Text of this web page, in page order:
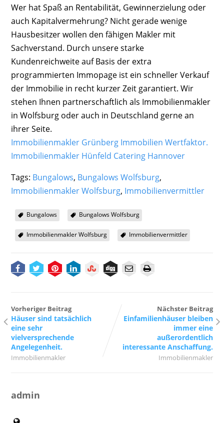
Wer hat Spaß an Rentabilität, Gewinnerzielung oder
auch Kapitalvermehrung? Nicht gerade wenige
Hausbesitzer wollen den fähigen Makler mit
Sachverstand. Durch unsere starke
Kundenreichweite auf Basis der extra
programmierten Immopage ist ein schneller Verkauf
der Immobilie in recht kurzer Zeit garantiert. Wir
stehen Ihnen partnerschaftlich als Immobilienmakler
in Wolfsburg oder auch in Deutschland gerne an
ihrer Seite.
Immobilienmakler Grünberg Immobilien Wertfaktor.
Immobilienmakler Hünfeld Catering Hannover
Tags: Bungalows, Bungalows Wolfsburg,
Immobilienmakler Wolfsburg, Immobilienvermittler
Bungalows Bungalows Wolfsburg
Immobilienmakler Wolfsburg Immobilienvermittler
Vorheriger Beitrag
Häuser sind tatsächlich
eine sehr
vielversprechende
Angelegenheit.
Immobilienmakler
Nächster Beitrag
Einfamilienhäuser bleiben
immer eine
außerordentlich
interessante Anschaffung.
Immobilienmakler
admin